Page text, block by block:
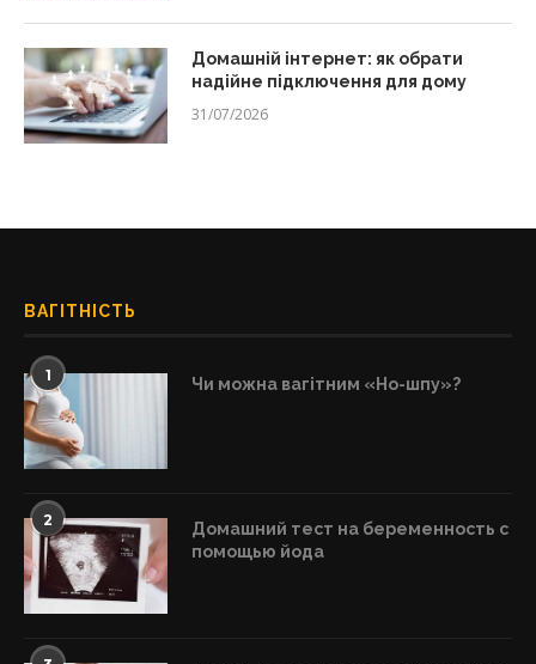
Домашній інтернет: як обрати
надійне підключення для дому
31/07/2026
ВАГІТНІСТЬ
1 Чи можна вагітним «Но-шпу»?
2
Домашний тест на беременность с
помощью йода